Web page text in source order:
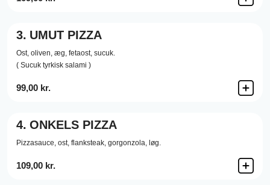
3. UMUT PIZZA
Ost, oliven, æg, fetaost, sucuk.
( Sucuk tyrkisk salami )
99,00 kr.
4. ONKELS PIZZA
Pizzasauce, ost, flanksteak, gorgonzola, løg.
109,00 kr.